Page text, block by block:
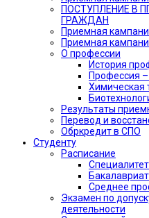
ПОСТУПЛЕНИЕ В
ГРАЖДАН
Приемная
Приемная
О профессии
История
Профессия
Химическая
Результаты
Перевод и
Обркредит в СПО
Студенту
Расписание
Специалитет
Бакалавриат
Среднее
Экзамен по
деятельности